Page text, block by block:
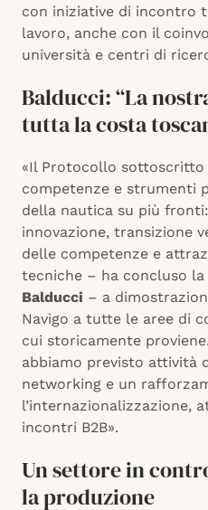
con iniziative di incontro
lavoro, anche con il
università e centri di
Balducci: “La
tutta la costa
«Il Protocollo sottoscritto
competenze e strumenti
della nautica su più
innovazione, transizione
delle competenze e
tecniche – ha concluso
Balducci – a
Navigo a tutte le aree di
cui storicamente
abbiamo previsto attività
networking e un
l’internazionalizzazione,
incontri B2B».
Un settore in
la produzione